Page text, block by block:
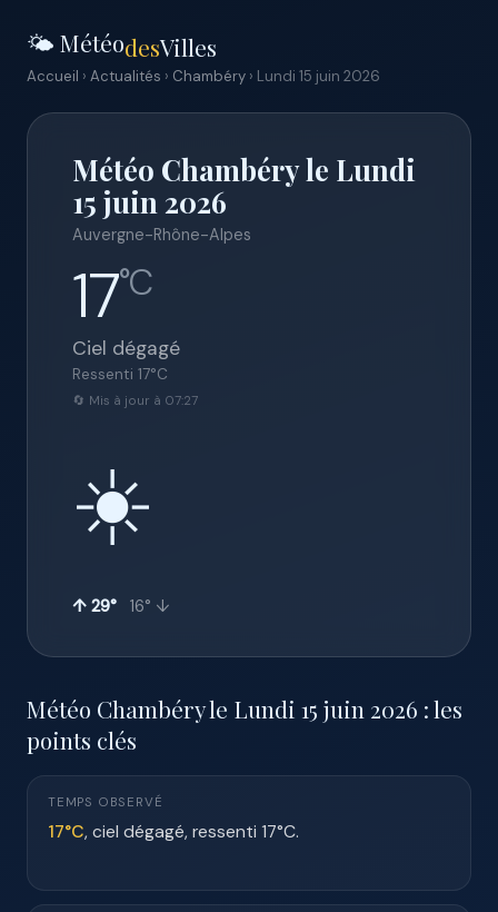
🌤️ MétéodesVilles
Accueil › Actualités › Chambéry › Lundi 15 juin 2026
Météo Chambéry le Lundi
15 juin 2026
Auvergne-Rhône-Alpes
17°C
Ciel dégagé
Ressenti 17°C
🔄 Mis à jour à 07:27
☀️
↑ 29° 16° ↓
Météo Chambéry le Lundi 15 juin 2026 : les
points clés
TEMPS OBSERVÉ
17°C, ciel dégagé, ressenti 17°C.